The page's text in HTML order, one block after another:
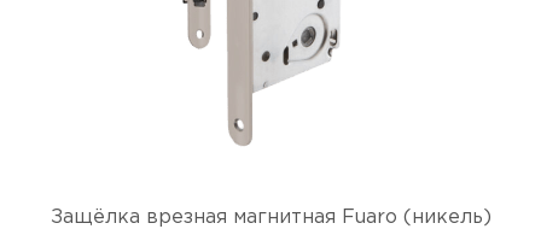
Защёлка врезная магнитная Fuaro (никель)